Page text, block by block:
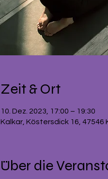
Zeit & Ort
10. Dez. 2023, 17:00 – 19:30
Kalkar, Köstersdick 16, 47546
Über die